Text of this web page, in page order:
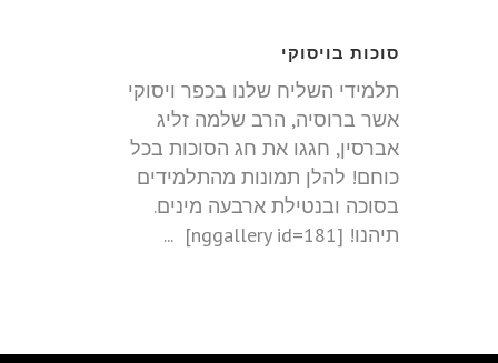
סוכות בויסוקי
תלמידי השליח שלנו בכפר ויסוקי
אשר ברוסיה, הרב שלמה זליג
אברסין, חגגו את חג הסוכות בכל
כוחם! להלן תמונות מהתלמידים
בסוכה ובנטילת ארבעה מינים.
תיהנו! [nggallery id=181] ...